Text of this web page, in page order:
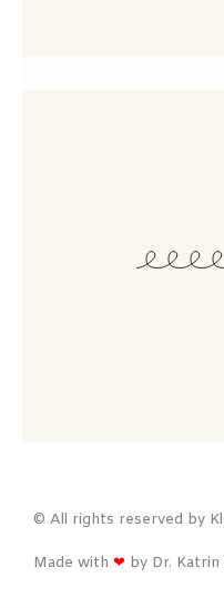
© All rights reserved by
Made with ❤ by Dr.